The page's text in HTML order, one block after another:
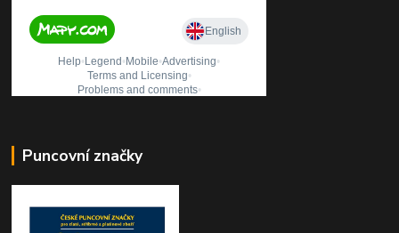
Puncovní značky